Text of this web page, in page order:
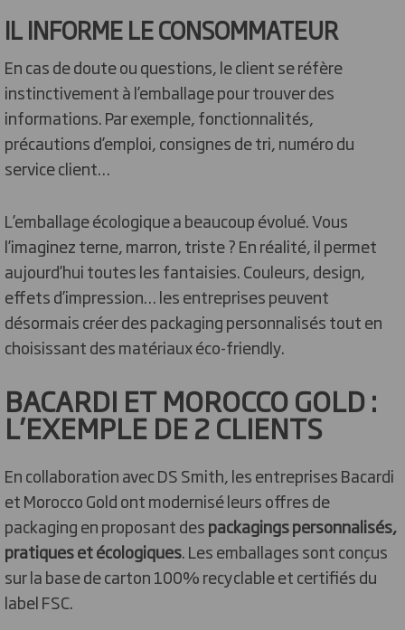
IL INFORME LE CONSOMMATEUR
En cas de doute ou questions, le client se réfère
instinctivement à l’emballage pour trouver des
informations. Par exemple, fonctionnalités,
précautions d’emploi, consignes de tri, numéro du
service client…
L’emballage écologique a beaucoup évolué. Vous
l’imaginez terne, marron, triste ? En réalité, il permet
aujourd’hui toutes les fantaisies. Couleurs, design,
effets d’impression… les entreprises peuvent
désormais créer des packaging personnalisés tout en
choisissant des matériaux éco-friendly.
BACARDI ET MOROCCO GOLD :
L’EXEMPLE DE 2 CLIENTS
En collaboration avec DS Smith, les entreprises Bacardi
et Morocco Gold ont modernisé leurs offres de
packaging en proposant despackagings personnalisés,
pratiques et écologiques. Les emballages sont conçus
sur la base de carton 100% recyclable et certifiés du
label FSC.